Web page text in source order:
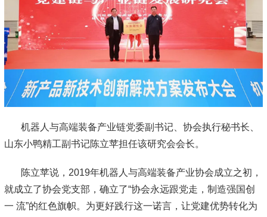
机器人与高端装备产业链党委副书记、协会执行秘书长、
山东小鸭精工副书记陈立苹担任该研究会会长。
陈立苹说，2019年机器人与高端装备产业协会成立之初，
就成立了协会党支部，确立了“协会永远跟党走，制造强国创
一 流”的红色旗帜。为更好践行这一诺言，让党建优势转化为